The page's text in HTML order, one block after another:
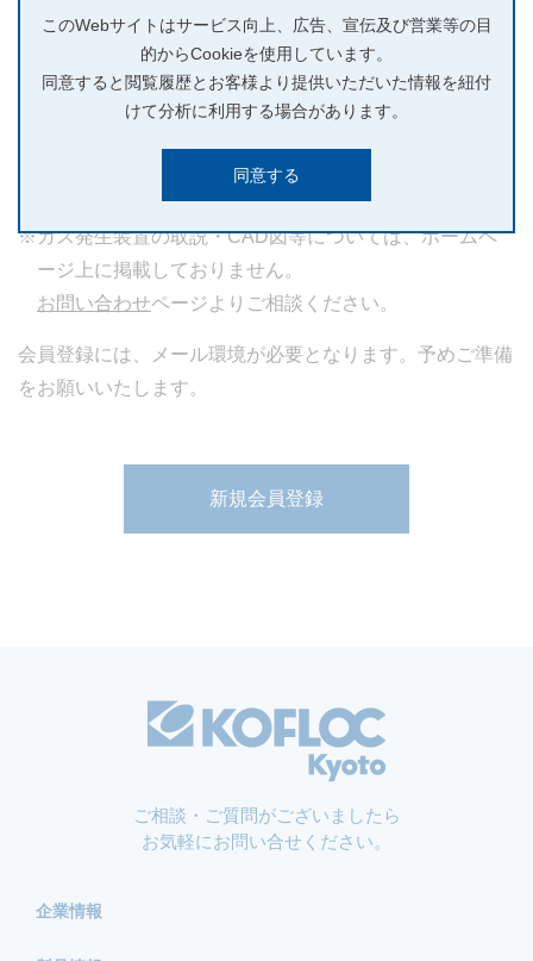
はじめてご利用の方
データをダウンロードされる場合は無料の新規会員登録を
クリックして、登録ページへお進みください。
※ガス発生装置の取説・CAD図等については、ホームペ
ージ上に掲載しておりません。
お問い合わせページよりご相談ください。
会員登録には、メール環境が必要となります。予めご準備
をお願いいたします。
新規会員登録
ご相談・ご質問がございましたら
お気軽にお問い合せください。
企業情報
このWebサイトはサービス向上、広告、宣伝及び営業等の目
的からCookieを使用しています。
同意すると閲覧履歴とお客様より提供いただいた情報を紐付
けて分析に利用する場合があります。
同意する